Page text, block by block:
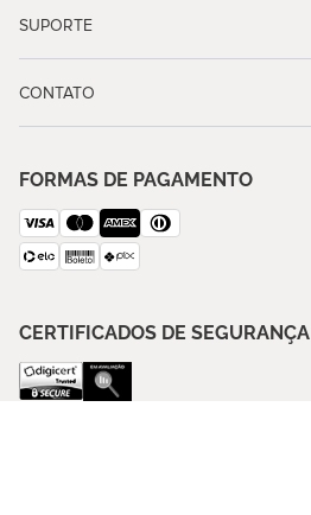
SUPORTE
CONTATO
FORMAS DE PAGAMENTO
CERTIFICADOS DE SEGURANÇA